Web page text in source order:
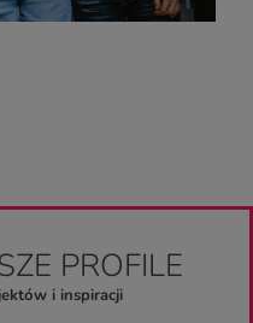
PROFILE
i inspiracji